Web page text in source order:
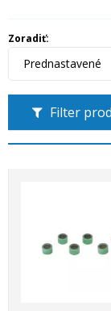
Filter
Zoradiť:
Prednastavené